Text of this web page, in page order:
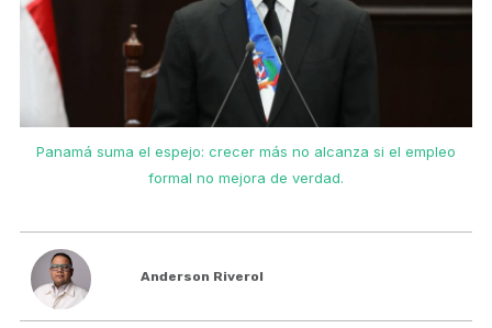
Panamá suma el espejo: crecer más no alcanza si el empleo
formal no mejora de verdad.
Anderson Riverol